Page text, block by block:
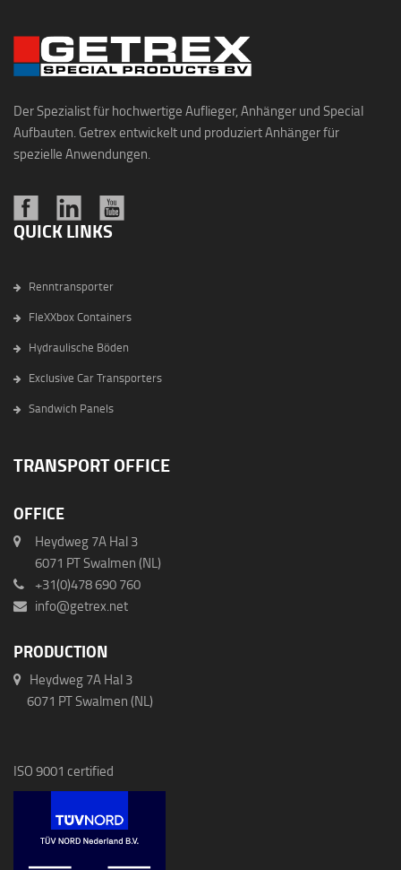
Der Spezialist für hochwertige Auflieger, Anhänger und Special
Aufbauten. Getrex entwickelt und produziert Anhänger für
spezielle Anwendungen.
QUICK LINKS
Renntransporter
FleXXbox Containers
Hydraulische Böden
Exclusive Car Transporters
Sandwich Panels
TRANSPORT OFFICE
OFFICE
Heydweg 7A Hal 3
6071 PT Swalmen (NL)
+31(0)478 690 760
info@getrex.net
PRODUCTION
Heydweg 7A Hal 3
6071 PT Swalmen (NL)
ISO 9001 certified